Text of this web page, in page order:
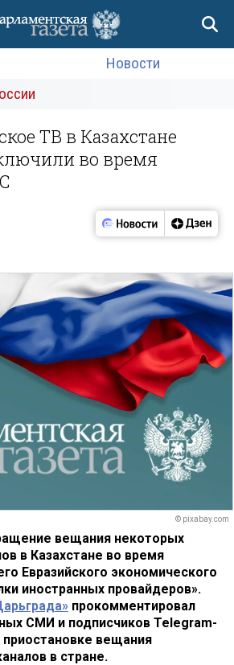
Новости
ТВ в Казахстане
во время
© pixabay.com
вещания некоторых
в Казахстане во время
Евразийского экономического
иностранных провайдеров».
прокомментировал
СМИ и подписчиков Telegram-
приостановке вещания
в стране.